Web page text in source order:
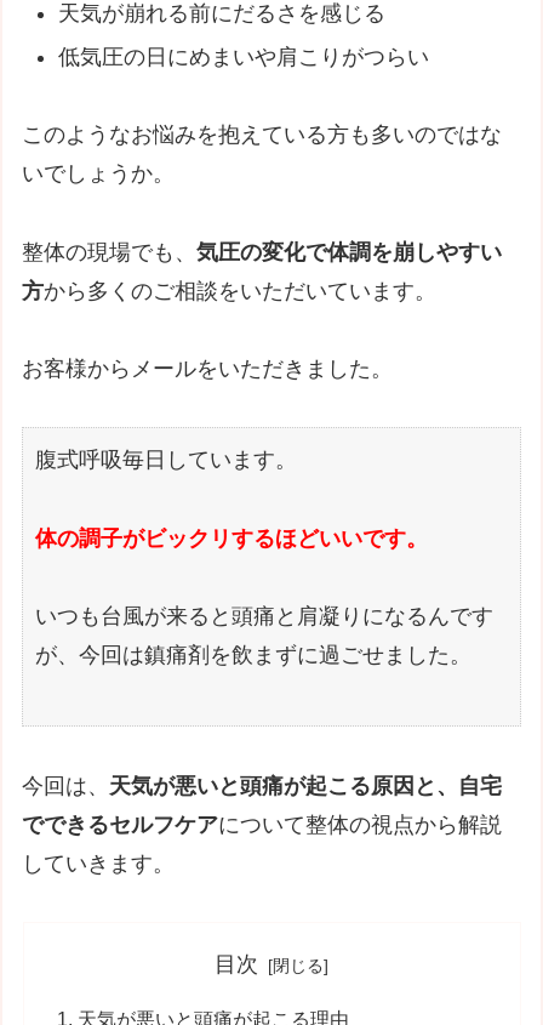
天気が崩れる前にだるさを感じる
低気圧の日にめまいや肩こりがつらい
このようなお悩みを抱えている方も多いのではな
いでしょうか。
整体の現場でも、気圧の変化で体調を崩しやすい
方から多くのご相談をいただいています。
お客様からメールをいただきました。
腹式呼吸毎日しています。
体の調子がビックリするほどいいです。
いつも台風が来ると頭痛と肩凝りになるんです
が、今回は鎮痛剤を飲まずに過ごせました。
今回は、 天気が悪いと頭痛が起こる原因と、自宅
でできるセルフケアについて整体の視点から解説
していきます。
目次
天気が悪いと頭痛が起こる理由